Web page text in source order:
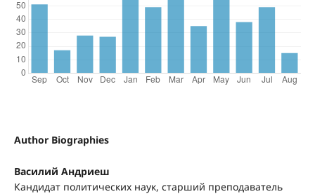
Author Biographies
Василий Андриеш
Кандидат политических наук, старший преподаватель